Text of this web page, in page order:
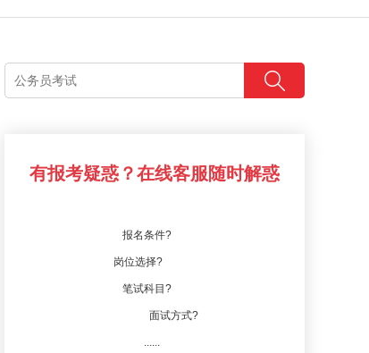
有报考疑惑？在线客服随时解惑
报名条件?
岗位选择?
笔试科目?
面试方式?
......